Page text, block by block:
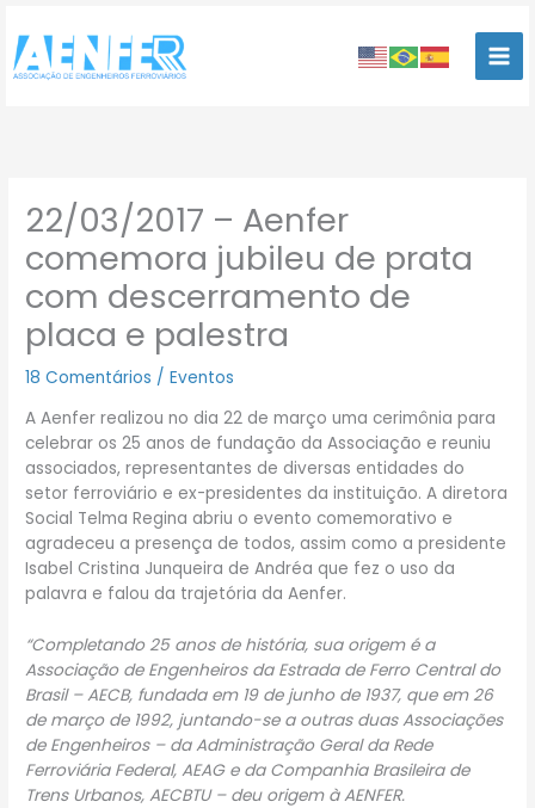
para
conteúdo
22/03/2017 – Aenfer
comemora jubileu de prata
com descerramento de
placa e palestra
18 Comentários /Eventos
A Aenfer realizou no dia 22 de março uma cerimônia para
celebrar os 25 anos de fundação da Associação e reuniu
associados, representantes de diversas entidades do
setor ferroviário e ex-presidentes da instituição. A diretora
Social Telma Regina abriu o evento comemorativo e
agradeceu a presença de todos, assim como a presidente
Isabel Cristina Junqueira de Andréa que fez o uso da
palavra e falou da trajetória da Aenfer.
“Completando 25 anos de história, sua origem é a
Associação de Engenheiros da Estrada de Ferro Central do
Brasil – AECB, fundada em 19 de junho de 1937, que em 26
de março de 1992, juntando-se a outras duas Associações
de Engenheiros – da Administração Geral da Rede
Ferroviária Federal, AEAG e da Companhia Brasileira de
Trens Urbanos, AECBTU – deu origem à AENFER.